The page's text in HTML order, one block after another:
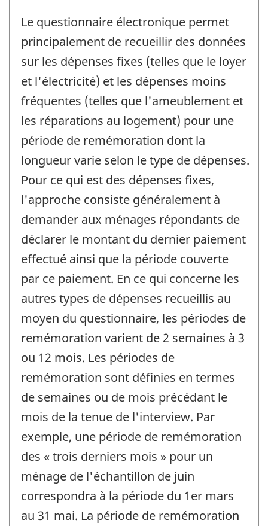
Le questionnaire électronique permet
principalement de recueillir des données
sur les dépenses fixes (telles que le loyer
et l'électricité) et les dépenses moins
fréquentes (telles que l'ameublement et
les réparations au logement) pour une
période de remémoration dont la
longueur varie selon le type de dépenses.
Pour ce qui est des dépenses fixes,
l'approche consiste généralement à
demander aux ménages répondants de
déclarer le montant du dernier paiement
effectué ainsi que la période couverte
par ce paiement. En ce qui concerne les
autres types de dépenses recueillis au
moyen du questionnaire, les périodes de
remémoration varient de 2 semaines à 3
ou 12 mois. Les périodes de
remémoration sont définies en termes
de semaines ou de mois précédant le
mois de la tenue de l'interview. Par
exemple, une période de remémoration
des « trois derniers mois » pour un
ménage de l'échantillon de juin
correspondra à la période du 1er mars
au 31 mai. La période de remémoration